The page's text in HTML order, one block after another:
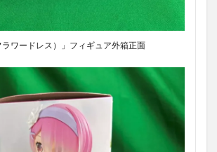
ラワードレス）」フィギュア外箱正面